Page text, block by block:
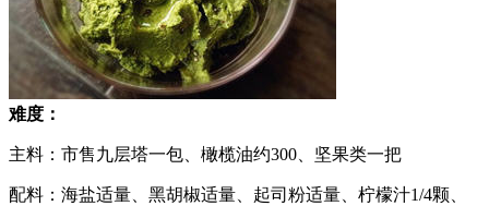
难度：
主料：市售九层塔一包、橄榄油约300、坚果类一把
配料：海盐适量、黑胡椒适量、起司粉适量、柠檬汁1/4颗、